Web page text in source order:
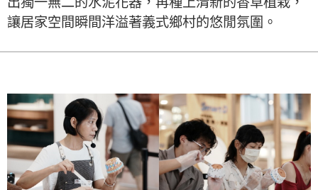
讓居家空間瞬間洋溢著義式鄉村的悠閒氛圍。